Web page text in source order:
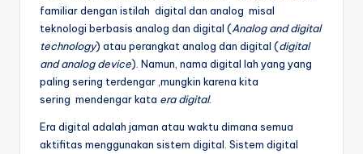
familiar dengan istilah digital dan analog misal
teknologi berbasis analog dan digital (Analog and digital
technology) atau perangkat analog dan digital (digital
and analog device). Namun, nama digital lah yang yang
paling sering terdengar ,mungkin karena kita
sering mendengar kata era digital.
Era digital adalah jaman atau waktu dimana semua
aktifitas menggunakan sistem digital. Sistem digital